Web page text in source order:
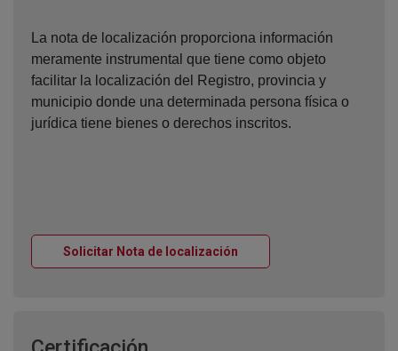
La nota de localización proporciona información
meramente instrumental que tiene como objeto
facilitar la localización del Registro, provincia y
municipio donde una determinada persona física o
jurídica tiene bienes o derechos inscritos.
Solicitar Nota de localización